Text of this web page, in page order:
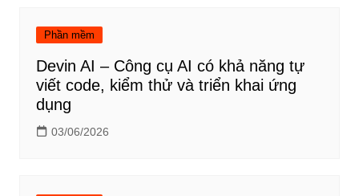
Phần mềm
Devin AI – Công cụ AI có khả năng tự
viết code, kiểm thử và triển khai ứng
dụng
03/06/2026